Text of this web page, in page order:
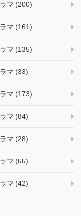
マ (200)
マ (161)
マ (135)
マ (33)
マ (173)
マ (84)
マ (28)
マ (55)
マ (42)